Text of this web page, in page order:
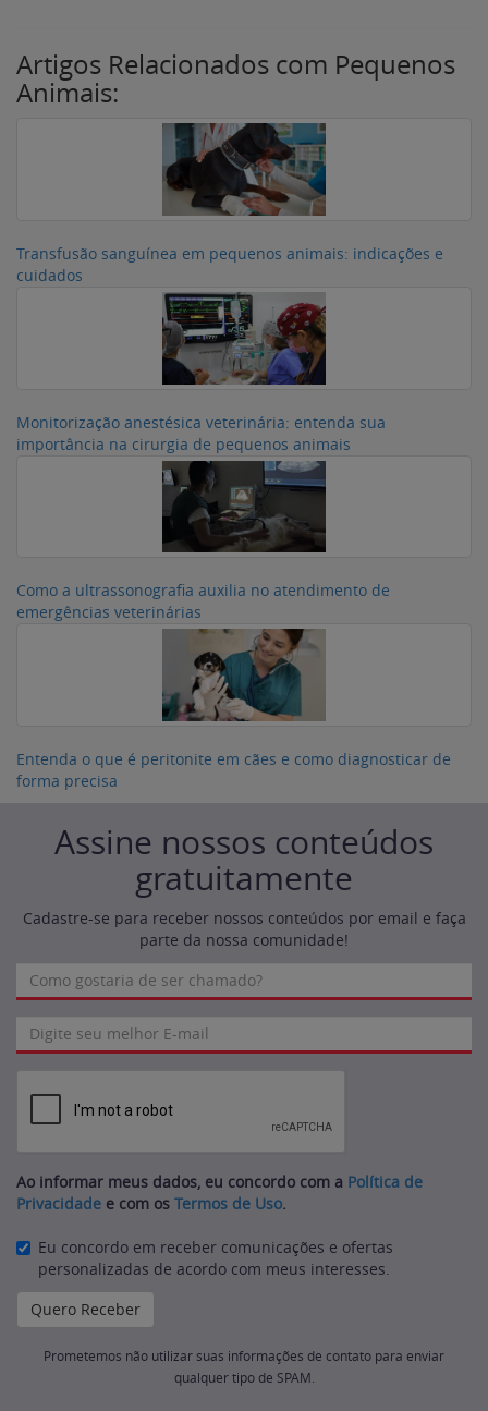
Artigos Relacionados com Pequenos
Animais:
Transfusão sanguínea em pequenos animais: indicações e
cuidados
Monitorização anestésica veterinária: entenda sua
importância na cirurgia de pequenos animais
Como a ultrassonografia auxilia no atendimento de
emergências veterinárias
Entenda o que é peritonite em cães e como diagnosticar de
forma precisa
Assine nossos conteúdos
gratuitamente
Cadastre-se para receber nossos conteúdos por email e faça
parte da nossa comunidade!
Ao informar meus dados, eu concordo com a Política de
Privacidade e com os Termos de Uso.
Eu concordo em receber comunicações e ofertas
personalizadas de acordo com meus interesses.
Prometemos não utilizar suas informações de contato para enviar
qualquer tipo de SPAM.